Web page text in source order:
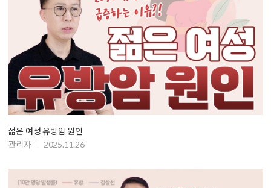
젊은 여성 유방암 원인
관리자
2025.11.26